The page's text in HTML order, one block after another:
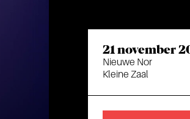
21 november
Nieuwe Nor
Kleine Zaal